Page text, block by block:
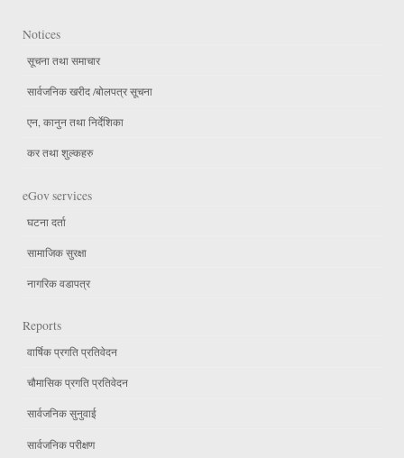
Notices
सूचना तथा समाचार
सार्वजनिक खरीद /बोलपत्र सूचना
एन, कानुन तथा निर्देशिका
कर तथा शुल्कहरु
eGov services
घटना दर्ता
सामाजिक सुरक्षा
नागरिक वडापत्र
Reports
वार्षिक प्रगति प्रतिवेदन
चौमासिक प्रगति प्रतिवेदन
सार्वजनिक सुनुवाई
सार्वजनिक परीक्षण